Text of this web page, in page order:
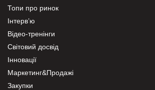
Топи про ринок
Інтерв’ю
Відео-тренінги
Світовий досвід
Інновації
Маркетинг&Продажі
Закупки